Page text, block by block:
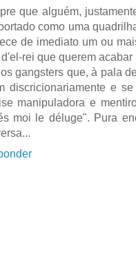
que alguém,
como uma
de imediato um ou
rei que querem
gangsters que, à pala
discricionariamente e
manipuladora e
moi le déluge". Pura